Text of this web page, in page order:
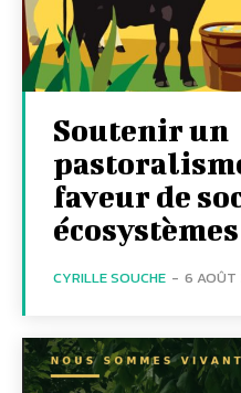
Soutenir un
faveur de
CYRILLE SOUCHE - 6 AOÛT